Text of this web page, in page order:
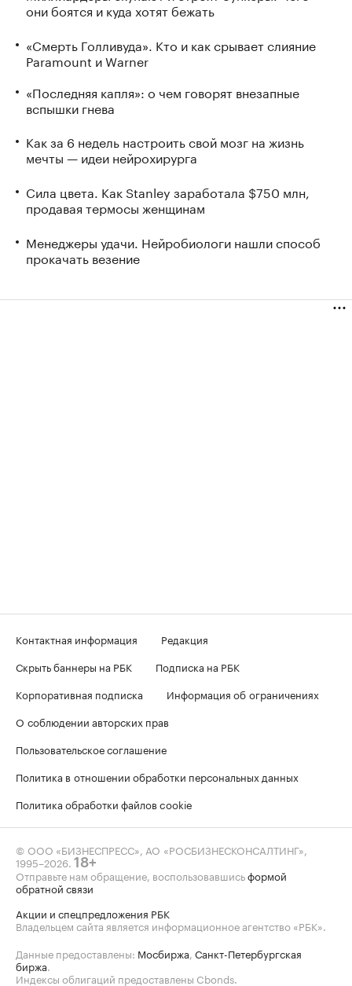
они боятся и куда хотят бежать
«Смерть Голливуда». Кто и как срывает слияние
Paramount и Warner
«Последняя капля»: о чем говорят внезапные
вспышки гнева
Как за 6 недель настроить свой мозг на жизнь
мечты — идеи нейрохирурга
Сила цвета. Как Stanley заработала $750 млн,
продавая термосы женщинам
Менеджеры удачи. Нейробиологи нашли способ
прокачать везение
Контактная информация
Редакция
Скрыть баннеры на РБК
Подписка на РБК
Корпоративная подписка
Информация об ограничениях
О соблюдении авторских прав
Пользовательское соглашение
Политика в отношении обработки персональных данных
Политика обработки файлов cookie
© ООО «БИЗНЕСПРЕСС», АО «РОСБИЗНЕСКОНСАЛТИНГ»,
1995–2026. 18+
Отправьте нам обращение, воспользовавшисьформой
обратной связи
Акции и спецпредложения РБК
Владельцем сайта является информационное агентство «РБК».
Данные предоставлены: Мосбиржа, Санкт-Петербургская
биржа.
Индексы облигаций предоставлены Cbonds.